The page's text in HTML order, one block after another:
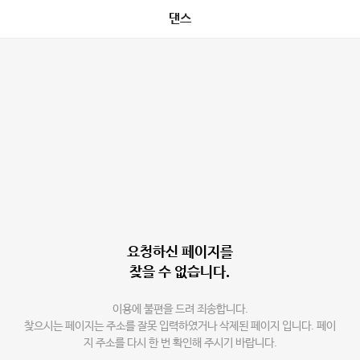
댄스
요청하신 페이지를
찾을 수 없습니다.
이용에 불편을 드려 죄송합니다.
찾으시는 페이지는 주소를 잘못 입력하였거나 삭제된 페이지 입니다. 페이
지 주소를 다시 한 번 확인해 주시기 바랍니다.